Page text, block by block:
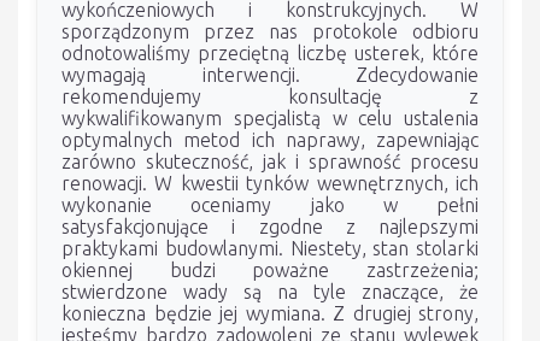
wykończeniowych i konstrukcyjnych. W
sporządzonym przez nas protokole odbioru
odnotowaliśmy przeciętną liczbę usterek, które
wymagają interwencji. Zdecydowanie
rekomendujemy konsultację z
wykwalifikowanym specjalistą w celu ustalenia
optymalnych metod ich naprawy, zapewniając
zarówno skuteczność, jak i sprawność procesu
renowacji. W kwestii tynków wewnętrznych, ich
wykonanie oceniamy jako w pełni
satysfakcjonujące i zgodne z najlepszymi
praktykami budowlanymi. Niestety, stan stolarki
okiennej budzi poważne zastrzeżenia;
stwierdzone wady są na tyle znaczące, że
konieczna będzie jej wymiana. Z drugiej strony,
jesteśmy bardzo zadowoleni ze stanu wylewek